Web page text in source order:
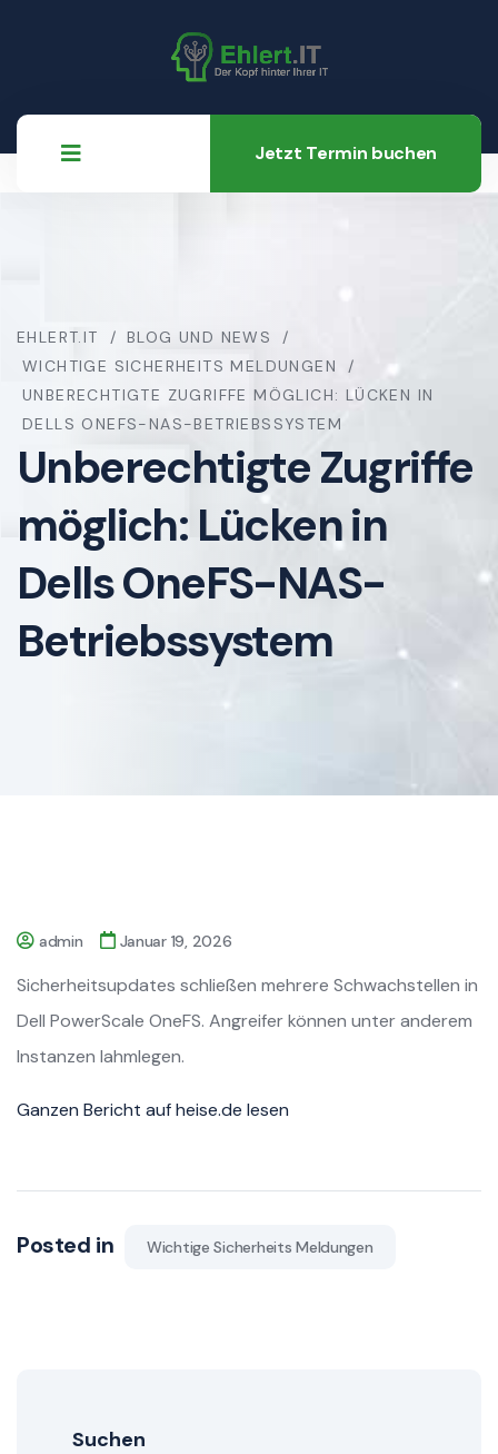
Jetzt Termin buchen
EHLERT.IT
BLOG UND NEWS
WICHTIGE SICHERHEITS MELDUNGEN
UNBERECHTIGTE ZUGRIFFE MÖGLICH: LÜCKEN IN
DELLS ONEFS-NAS-BETRIEBSSYSTEM
Unberechtigte Zugriffe
möglich: Lücken in
Dells OneFS-NAS-
Betriebssystem
admin Januar 19, 2026
Sicherheitsupdates schließen mehrere Schwachstellen in
Dell PowerScale OneFS. Angreifer können unter anderem
Instanzen lahmlegen.
Ganzen Bericht auf heise.de lesen
Posted in Wichtige Sicherheits Meldungen
Suchen